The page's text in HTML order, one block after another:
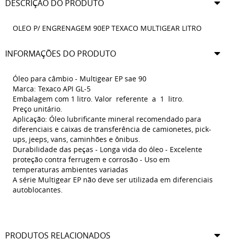
DESCRIÇÃO DO PRODUTO
OLEO P/ ENGRENAGEM 90EP TEXACO MULTIGEAR LITRO
INFORMAÇÕES DO PRODUTO
Óleo para câmbio - Multigear EP sae 90
Marca: Texaco API GL-5
Embalagem com 1 litro. Valor referente a 1 litro.
Preço unitário.
Aplicação: Óleo lubrificante mineral recomendado para
diferenciais e caixas de transferência de camionetes, pick-
ups, jeeps, vans, caminhões e ônibus.
Durabilidade das peças - Longa vida do óleo - Excelente
proteção contra ferrugem e corrosão - Uso em
temperaturas ambientes variadas
A série Multigear EP não deve ser utilizada em diferenciais
autoblocantes.
PRODUTOS RELACIONADOS